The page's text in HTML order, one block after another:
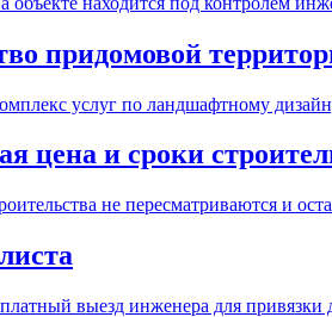
придомовой
услуг по ландшафтному
цена и сроки
не пересматриваются и
выезд инженера для привязки